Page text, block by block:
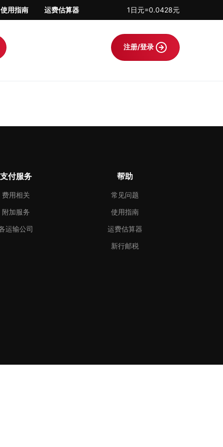
使用指南 运费估算器 1日元=0.0428元
注册/登录
支付服务
费用相关
附加服务
运输公司
帮助
常见问题
使用指南
运费估算器
新行邮税